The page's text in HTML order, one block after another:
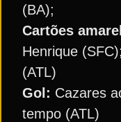
(BA);
Cartões
Henrique
(ATL)
Gol: Cazares
tempo (ATL)